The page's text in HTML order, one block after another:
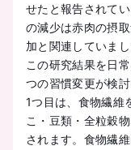
せたと報告されて
の減少は赤肉の摂
加と関連していま
この研究結果を日
つの習慣変更が検討
1つ目は、食物繊維
こ・豆類・全粒穀
されます。食物繊